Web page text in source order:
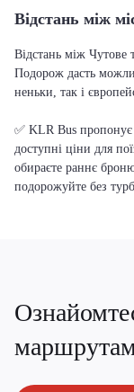
Відстань між
Відстань між Чутове
Подорож дасть
неньки, так і
✅ KLR Bus пропонує
доступні ціни для
обираєте раннє
подорожуйте без